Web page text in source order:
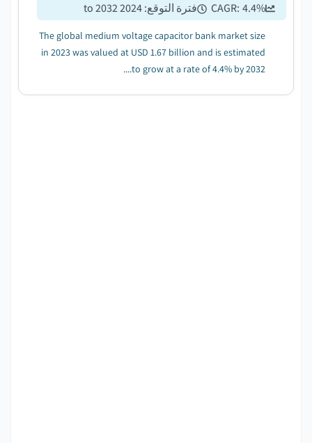
CAGR: 4.4% فترة التوقع:
2024 to 2032
The global medium voltage capacitor bank market size
in 2023 was valued at USD 1.67 billion and is estimated
to grow at a rate of 4.4% by 2032....